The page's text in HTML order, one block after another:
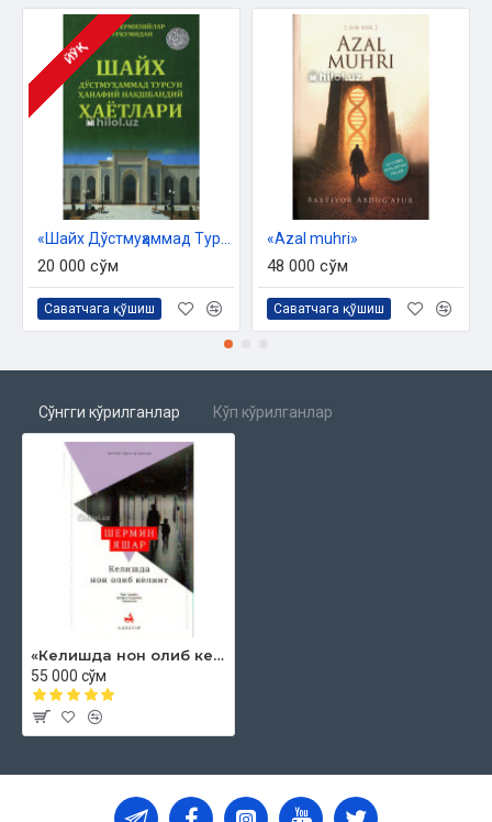
Отамни деб...
Армуғоннинг ҳадяси
Тузли ерёнғоқ
Ниҳод ва юпантириш жамияти
Эсимда...
ЙЎҚ
20 000 сўм
Саватчага қўшиш
«Azal muhri»
48 000 сўм
Саватчага қўшиш
Сўнгги кўрилганлар Кўп кўрилганлар
«Келишда нон олиб келинг»
55 000 сўм